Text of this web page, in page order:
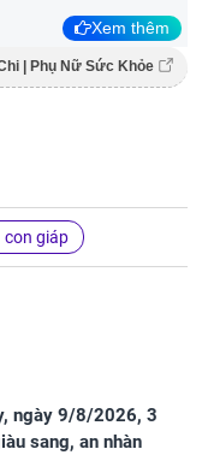
Xem thêm
| Phụ Nữ Sức Khỏe
con giáp
ngày 9/8/2026, 3
sang, an nhàn